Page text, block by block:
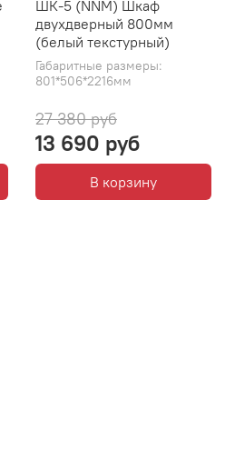
ШК-5 (NNM) Шкаф
двухдверный 800мм
(белый текстурный)
Габаритные размеры:
801*506*2216мм
27 380 руб
13 690 руб
В корзину